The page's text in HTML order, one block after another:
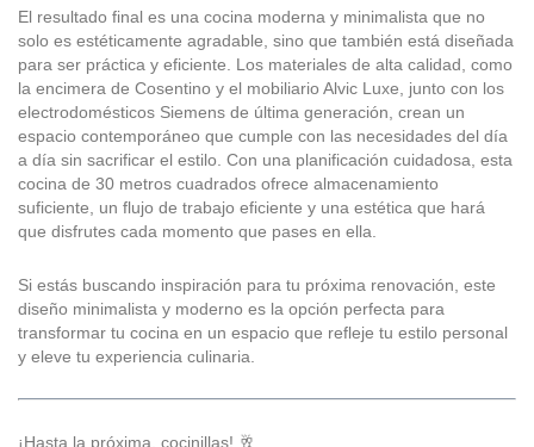
El resultado final es una cocina moderna y minimalista que no
solo es estéticamente agradable, sino que también está diseñada
para ser práctica y eficiente. Los materiales de alta calidad, como
la encimera de Cosentino y el mobiliario Alvic Luxe, junto con los
electrodomésticos Siemens de última generación, crean un
espacio contemporáneo que cumple con las necesidades del día
a día sin sacrificar el estilo. Con una planificación cuidadosa, esta
cocina de 30 metros cuadrados ofrece almacenamiento
suficiente, un flujo de trabajo eficiente y una estética que hará
que disfrutes cada momento que pases en ella.
Si estás buscando inspiración para tu próxima renovación, este
diseño minimalista y moderno es la opción perfecta para
transformar tu cocina en un espacio que refleje tu estilo personal
y eleve tu experiencia culinaria.
¡Hasta la próxima, cocinillas! 🥂